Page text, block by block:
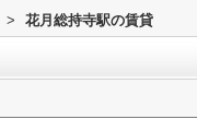
> 花月総持寺駅の賃貸